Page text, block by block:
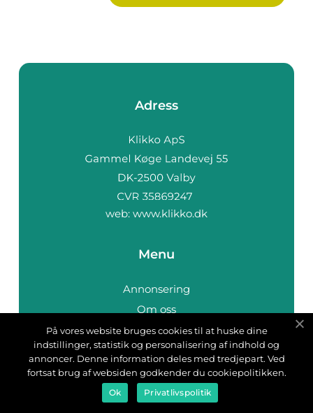
Adress
web: www.klikko.dk
Menu
Annonsering
Om oss
Cookies
Kontakta oss
Sitemap
På vores website bruges cookies til at huske dine
indstillinger, statistik og personalisering af indhold og
annoncer. Denne information deles med tredjepart. Ved
fortsat brug af websiden godkender du cookiepolitikken.
Ok Privatlivspolitik